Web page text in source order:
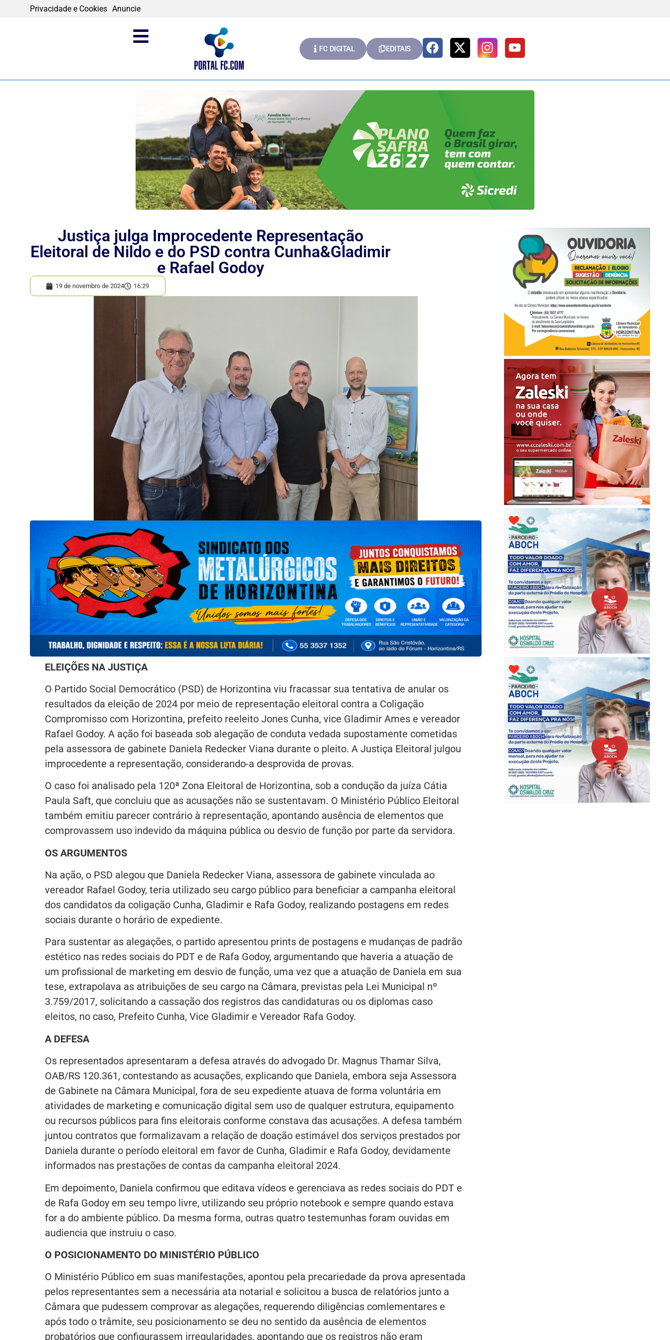
Privacidade e Cookies Anuncie
FC DIGITAL EDITAIS
Justiça julga Improcedente Representação
Eleitoral de Nildo e do PSD contra Cunha&Gladimir
e Rafael Godoy
19 de novembro de 2024 16:29
ELEIÇÕES NA JUSTIÇA
O Partido Social Democrático (PSD) de Horizontina viu fracassar sua tentativa de anular os
resultados da eleição de 2024 por meio de representação eleitoral contra a Coligação
Compromisso com Horizontina, prefeito reeleito Jones Cunha, vice Gladimir Ames e vereador
Rafael Godoy. A ação foi baseada sob alegação de conduta vedada supostamente cometidas
pela assessora de gabinete Daniela Redecker Viana durante o pleito. A Justiça Eleitoral julgou
improcedente a representação, considerando-a desprovida de provas.
O caso foi analisado pela 120ª Zona Eleitoral de Horizontina, sob a condução da juíza Cátia
Paula Saft, que concluiu que as acusações não se sustentavam. O Ministério Público Eleitoral
também emitiu parecer contrário à representação, apontando ausência de elementos que
comprovassem uso indevido da máquina pública ou desvio de função por parte da servidora.
OS ARGUMENTOS
Na ação, o PSD alegou que Daniela Redecker Viana, assessora de gabinete vinculada ao
vereador Rafael Godoy, teria utilizado seu cargo público para beneficiar a campanha eleitoral
dos candidatos da coligação Cunha, Gladimir e Rafa Godoy, realizando postagens em redes
sociais durante o horário de expediente.
Para sustentar as alegações, o partido apresentou prints de postagens e mudanças de padrão
estético nas redes sociais do PDT e de Rafa Godoy, argumentando que haveria a atuação de
um profissional de marketing em desvio de função, uma vez que a atuação de Daniela em sua
tese, extrapolava as atribuições de seu cargo na Câmara, previstas pela Lei Municipal nº
3.759/2017, solicitando a cassação dos registros das candidaturas ou os diplomas caso
eleitos, no caso, Prefeito Cunha, Vice Gladimir e Vereador Rafa Godoy.
A DEFESA
Os representados apresentaram a defesa através do advogado Dr. Magnus Thamar Silva,
OAB/RS 120.361, contestando as acusações, explicando que Daniela, embora seja Assessora
de Gabinete na Câmara Municipal, fora de seu expediente atuava de forma voluntária em
atividades de marketing e comunicação digital sem uso de qualquer estrutura, equipamento
ou recursos públicos para fins eleitorais conforme constava das acusações. A defesa também
juntou contratos que formalizavam a relação de doação estimável dos serviços prestados por
Daniela durante o período eleitoral em favor de Cunha, Gladimir e Rafa Godoy, devidamente
informados nas prestações de contas da campanha eleitoral 2024.
Em depoimento, Daniela confirmou que editava vídeos e gerenciava as redes sociais do PDT e
de Rafa Godoy em seu tempo livre, utilizando seu próprio notebook e sempre quando estava
for a do ambiente público. Da mesma forma, outras quatro testemunhas foram ouvidas em
audiencia que instruiu o caso.
O POSICIONAMENTO DO MINISTÉRIO PÚBLICO
O Ministério Público em suas manifestações, apontou pela precariedade da prova apresentada
pelos representantes sem a necessária ata notarial e solicitou a busca de relatórios junto a
Câmara que pudessem comprovar as alegações, requerendo diligências comlementares e
após todo o trâmite, seu posicionamento se deu no sentido da ausência de elementos
probatórios que configurassem irregularidades, apontando que os registros não eram